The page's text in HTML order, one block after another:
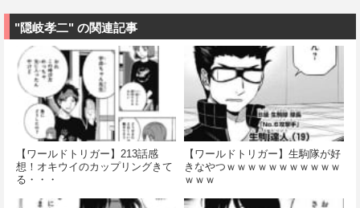
"隠岐孝二" の関連記事
【ワールドトリガー】213話感
想！オキウイのカップリングきて
る・・・
【ワールドトリガー】生駒隊が好
きなやつｗｗｗｗｗｗｗｗｗｗｗ
ｗｗｗ